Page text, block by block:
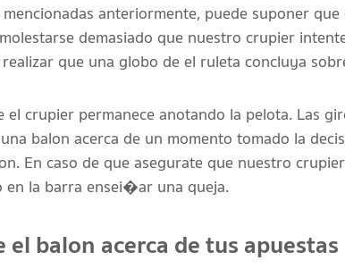
anteriormente, puede suponer
demasiado que nuestro crupier
que una globo de el ruleta concluya
crupier permanece anotando la pelota. Las
balon acerca de un momento tomado la
En caso de que asegurate que nuestro
en la barra ensei�ar una queja.
balon acerca de tus